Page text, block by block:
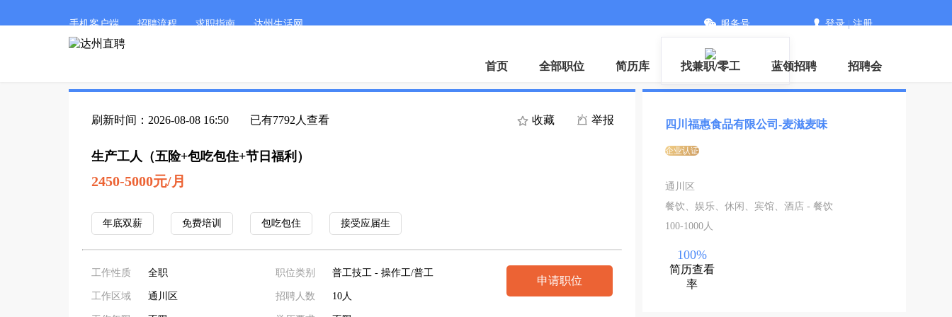
手机客户端 招聘流程 求职指南 达州生活网
APP下载
服务号 登录|注册
首页 全部职位 简历库 找兼职/零工 蓝领招聘 招聘会
刷新时间：2026-08-08 16:50 已有7792人查看 收藏 举报
生产工人（五险+包吃包住+节日福利）
2450-5000元/月
年底双薪 免费培训 包吃包住 接受应届生
工作性质 全职
工作区域 通川区
职位类别 普工技工 - 操作工/普工
招聘人数 10人
申请职位
四川福惠食品有限公司-麦滋麦味
企业认证
通川区
餐饮、娱乐、休闲、宾馆、酒店 - 餐饮
100-1000人
100%
简历查看
率